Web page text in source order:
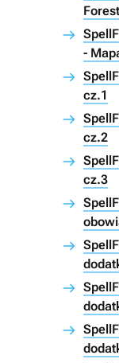
Forest
-
cz.1
cz.2
cz.3